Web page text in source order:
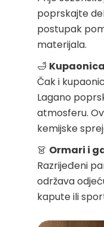
poprskajte
postupak
materijala.
🛁
Čak i
Lagano
atmosferu.
kemijske
👗 Ormari i
Razrijeđeni
održava
kapute ili